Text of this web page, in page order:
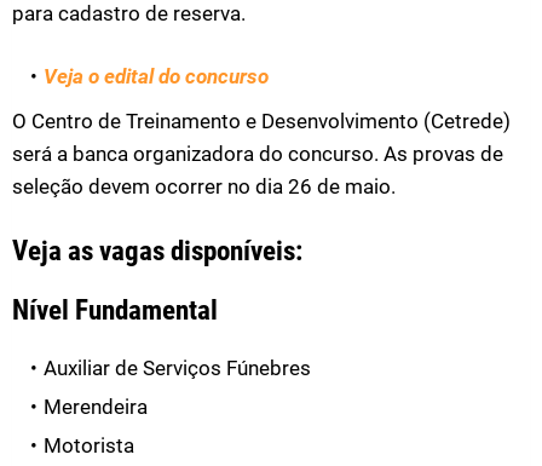
para cadastro de reserva.
Veja o edital do concurso
O Centro de Treinamento e Desenvolvimento (Cetrede)
será a banca organizadora do concurso. As provas de
seleção devem ocorrer no dia 26 de maio.
Veja as vagas disponíveis:
Nível Fundamental
Auxiliar de Serviços Fúnebres
Merendeira
Motorista